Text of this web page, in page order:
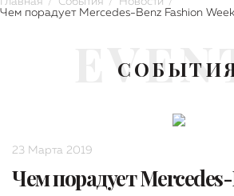
Чем порадует Mercedes-Benz Fashion Week
23 Марта 2019
Чем порадует